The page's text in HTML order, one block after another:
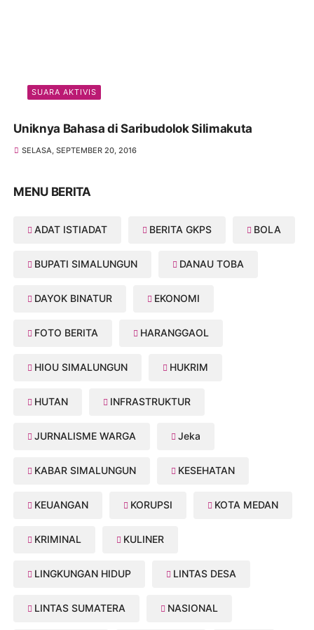
SUARA AKTIVIS
Uniknya Bahasa di Saribudolok Silimakuta
SELASA, SEPTEMBER 20, 2016
MENU BERITA
ADAT ISTIADAT BERITA GKPS BOLA
BUPATI SIMALUNGUN DANAU TOBA
DAYOK BINATUR EKONOMI
FOTO BERITA HARANGGAOL
HIOU SIMALUNGUN HUKRIM
HUTAN INFRASTRUKTUR
JURNALISME WARGA Jeka
KABAR SIMALUNGUN KESEHATAN
KEUANGAN KORUPSI KOTA MEDAN
KRIMINAL KULINER
LINGKUNGAN HIDUP LINTAS DESA
LINTAS SUMATERA NASIONAL